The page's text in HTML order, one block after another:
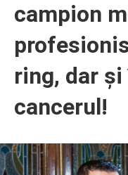
campion
ring, dar
cancerul!